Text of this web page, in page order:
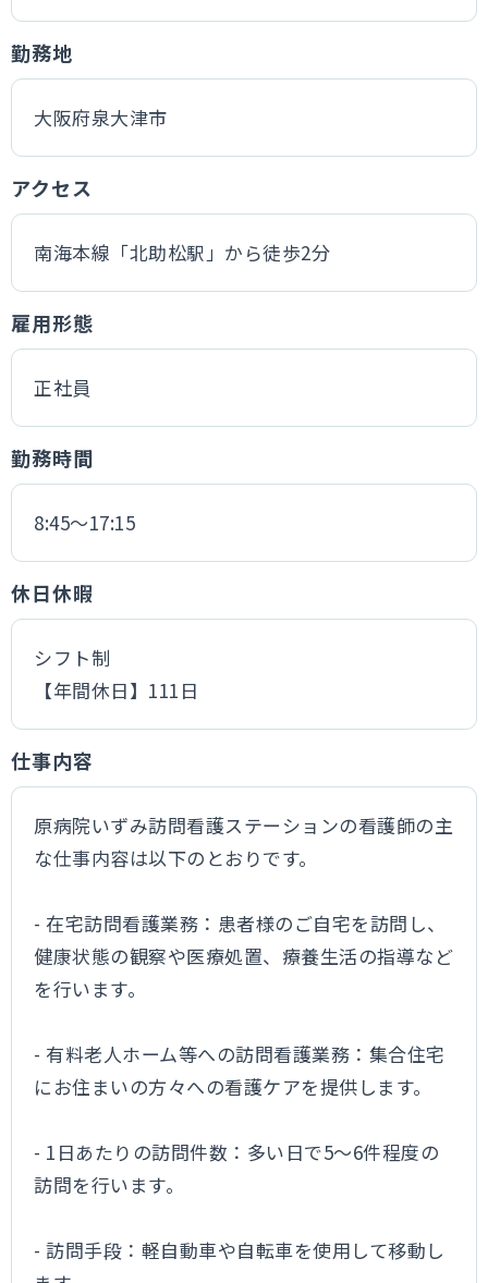
勤務地
大阪府泉大津市
アクセス
南海本線「北助松駅」から徒歩2分
雇用形態
正社員
勤務時間
8:45〜17:15
休日休暇
シフト制
【年間休日】111日
仕事内容
原病院いずみ訪問看護ステーションの看護師の主
な仕事内容は以下のとおりです。
- 在宅訪問看護業務：患者様のご自宅を訪問し、
健康状態の観察や医療処置、療養生活の指導など
を行います。
- 有料老人ホーム等への訪問看護業務：集合住宅
にお住まいの方々への看護ケアを提供します。
- 1日あたりの訪問件数：多い日で5～6件程度の
訪問を行います。
- 訪問手段：軽自動車や自転車を使用して移動し